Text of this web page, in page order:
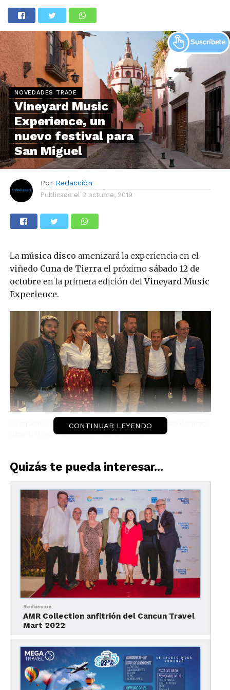
NOVEDADES TRADE
Vineyard Music
Experience, un
nuevo festival para
San Miguel
Por Redacción
Publicado el 2 octubre, 2019
La música disco amenizará la experiencia en el
viñedo Cuna de Tierra el próximo sábado 12 de
octubre en la primera edición delVineyard Music
Experience.
De izquierda a derecha: Yayo González, Lisette Trapeud, Rafael Lizárraga,
Edgardo Álvarez, Alberto Cinta y Alfonso Martínez.
El Hotel Live Aqua Urban Resort
de Allendees uno de los principales participantes
hospedarse aquellos que quieran asistir. Allí habrá
una sorpresa:un desfile de moda (viernes 11 de
octubre)a cargo deCarlos Pineda, calificado como
uno de los mejores diseñadores mexicanos del
momento.
Sin embargo, todo mundo está invitado a la
primera edición del Vineyard Music Experience
“La idea es tratar de impulsar la hotelería y
tambiénDolores Hidalgo es uno de los destinos”,
comentóEdgardo Álvarez
presentación del evento.
El viñedo queda muy cerca de Dolores Hidalgo.
Consta de 40 hectáreas y sus productos han
CONTINUAR LEYENDO
Quizás te pueda interesar...
Redacción
AMR Collection anfitrión del Cancun Travel
Mart 2022